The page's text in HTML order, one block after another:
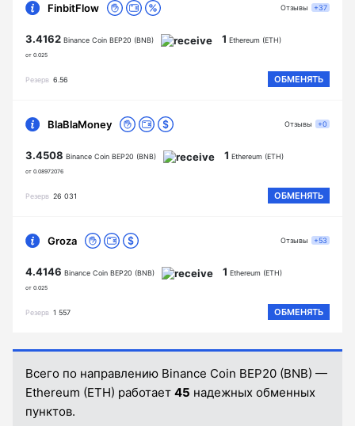
FinbitFlow
3.4162 Binance Coin BEP20 (BNB)
от 0.025
1 Ethereum (ETH)
Резерв 6.56 ОБМЕНЯТЬ
Отзывы +37
BlaBlaMoney
3.4508 Binance Coin BEP20 (BNB)
от 0.08972076
1 Ethereum (ETH)
Резерв 26 031 ОБМЕНЯТЬ
Отзывы +0
Groza
4.4146 Binance Coin BEP20 (BNB)
от 0.025
1 Ethereum (ETH)
Резерв 1 557 ОБМЕНЯТЬ
Отзывы +53
Всего по направлению Binance Coin BEP20 (BNB) —
Ethereum (ETH) работает 45 надежных обменных
пунктов.